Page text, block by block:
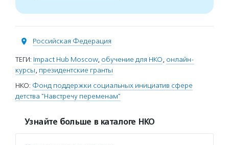
Российская Федерация
ТЕГИ: Impact Hub Moscow, обучение для НКО, онлайн-
курсы, президентские гранты
НКО: Фонд поддержки социальных инициатив сфере
детства "Навстречу переменам"
Узнайте больше в каталоге НКО